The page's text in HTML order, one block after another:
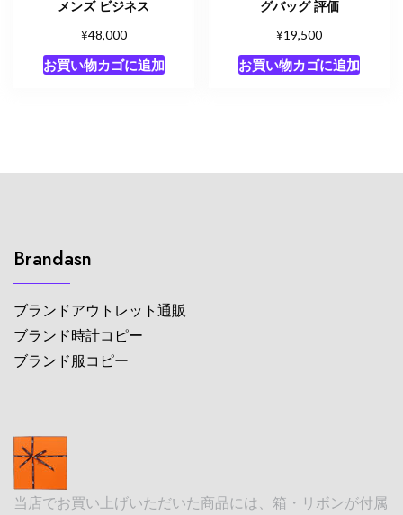
メンズ ビジネス
¥48,000
お買い物カゴに追加
グバッグ 評価
¥19,500
お買い物カゴに追加
Brandasn
ブランドアウトレット通販
ブランド時計コピー
ブランド服コピー
当店でお買い上げいただいた商品には、箱・リボンが付属